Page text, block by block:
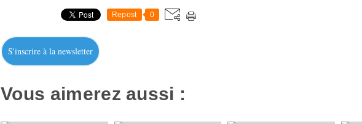
Repost 0
S'inscrire à la newsletter
Vous aimerez aussi :